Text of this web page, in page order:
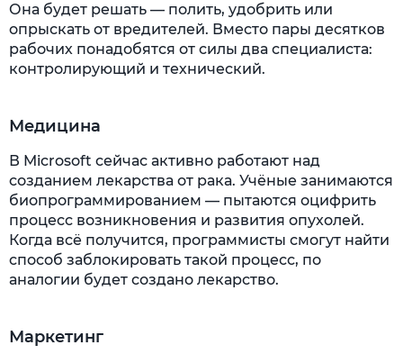
Она будет решать — полить, удобрить или
опрыскать от вредителей. Вместо пары десятков
рабочих понадобятся от силы два специалиста:
контролирующий и технический.
Медицина
В Microsoft сейчас активно работают над
созданием лекарства от рака. Учёные занимаются
биопрограммированием — пытаются оцифрить
процесс возникновения и развития опухолей.
Когда всё получится, программисты смогут найти
способ заблокировать такой процесс, по
аналогии будет создано лекарство.
Маркетинг